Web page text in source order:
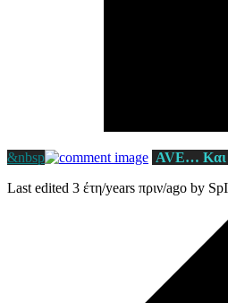
&nbsp
AVE… Και
Last edited 3 έτη/years πριν/ago by